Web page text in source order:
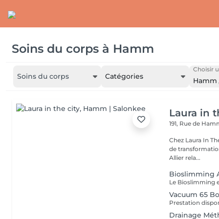
Soins du corps à Hamm
Soins du corps Catégories
Choisir
Hamm ,
Laura in
191, Rue de
Chez Laura In
de
Allier rela...
Bioslimming
Vacuum 65
Drainage